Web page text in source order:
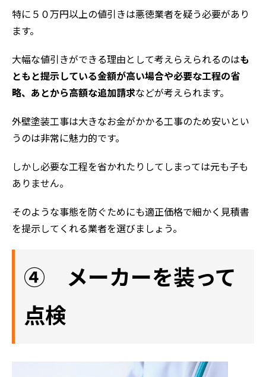
特に５０万円以上の値引きは悪徳業者を疑う必要があり
ます。
大幅な値引きができる理由として考えらえられるのはも
ともと提示している金額が高い場合や必要な工程の省
略、あとから高額な追加請求などが考えられます。
外壁塗装工事は大きなお金がかかる工事のため安いとい
うのは非常に魅力的です。
しかし必要な工程を省かれたりしてしまっては元も子も
ありません。
そのような事態を防ぐためにも適正価格で細かく見積書
を提示してくれる業者を選びましょう。
④ メーカーを装って
点検